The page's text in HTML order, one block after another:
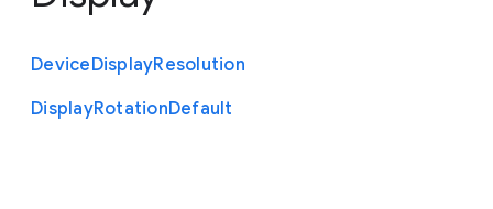
DeviceDisplayResolution
DisplayRotationDefault